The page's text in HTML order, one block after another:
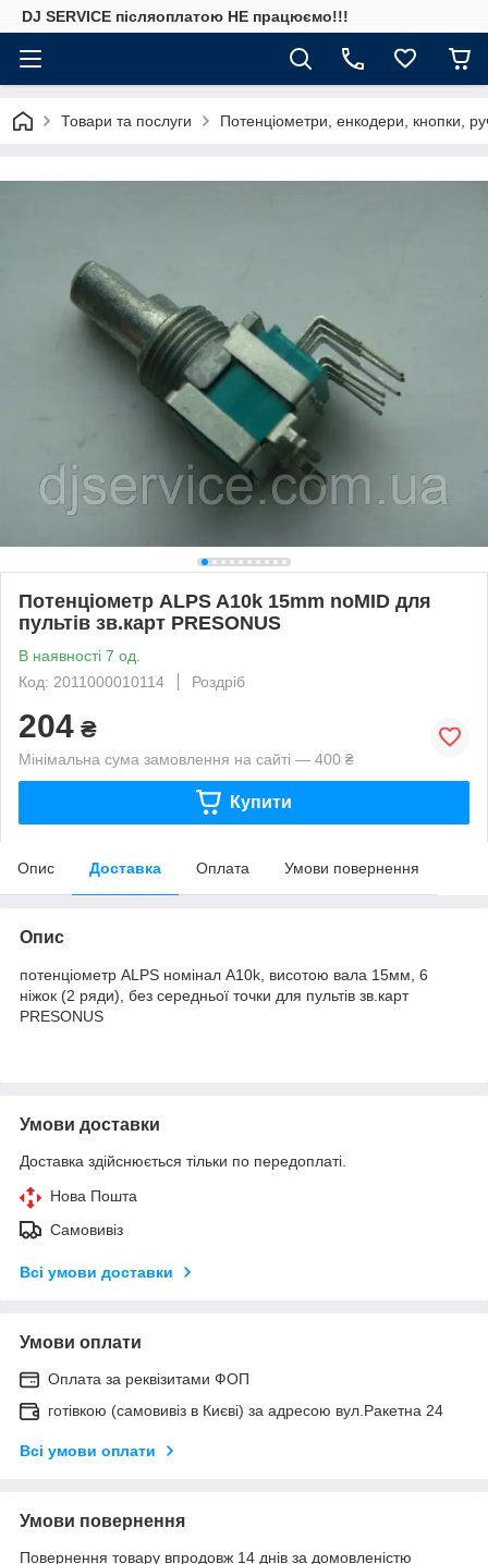
DJ SERVICE пiсляоплатою НЕ працюємо!!!
Товари та послуги Потенціометри, енкодери, кнопки,
Потенціометр ALPS A10k 15mm noMID для
пультів зв.карт PRESONUS
В наявності 7 од.
Код: 2011000010114
Роздріб
204 ₴
Мінімальна сума замовлення на сайті — 400 ₴
Купити
Опис Доставка Оплата Умови повернення
Опис
потенціометр ALPS номінал A10k, висотою вала 15мм, 6
ніжок (2 ряди), без середньої точки для пультів зв.карт
PRESONUS
Умови доставки
Доставка здійснюється тільки по передоплаті.
Нова Пошта
Самовивіз
Всі умови доставки
Умови оплати
Оплата за реквізитами ФОП
готівкою (самовивіз в Києві) за адресою вул.Ракетна 24
Всі умови оплати
Умови повернення
Повернення товару впродовж 14 днів за домовленістю